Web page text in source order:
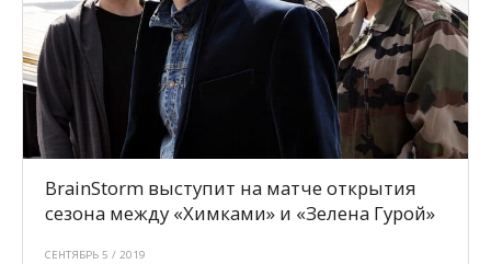
BrainStorm выступит на матче открытия
сезона между «Химками» и «Зелена Гурой»
СЕНТЯБРЬ 5 / 2019